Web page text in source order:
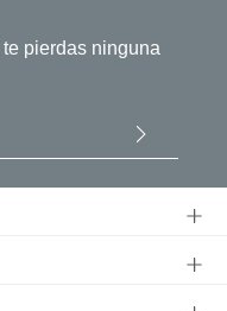
pierdas ninguna